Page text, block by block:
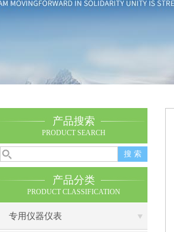
产品搜索
PRODUCT SEARCH
产品分类
PRODUCT CLASSIFICATION
专用仪器仪表